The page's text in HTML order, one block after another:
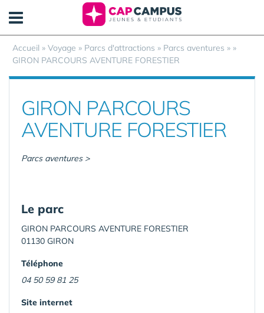
Accueil » Voyage » Parcs d'attractions » Parcs aventures » »
GIRON PARCOURS AVENTURE FORESTIER
GIRON PARCOURS
AVENTURE FORESTIER
Parcs aventures >
Le parc
GIRON PARCOURS AVENTURE FORESTIER
01130 GIRON
Téléphone
04 50 59 81 25
Site internet
Panneau de gestion des cookies